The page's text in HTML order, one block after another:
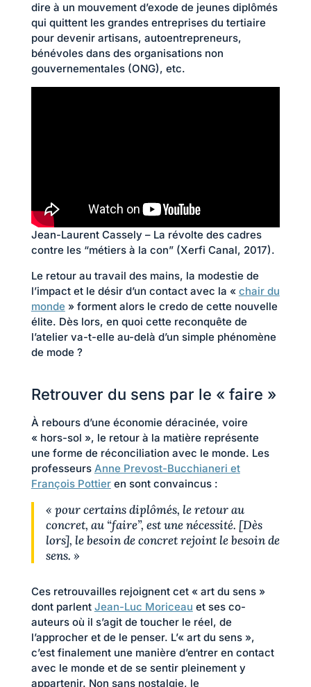
dire à un mouvement d’exode de jeunes diplômés
qui quittent les grandes entreprises du tertiaire
pour devenir artisans, autoentrepreneurs,
bénévoles dans des organisations non
gouvernementales (ONG), etc.
Jean-Laurent Cassely – La révolte des cadres
contre les “métiers à la con” (Xerfi Canal, 2017).
Le retour au travail des mains, la modestie de
l’impact et le désir d’un contact avec la « chair du
monde » forment alors le credo de cette nouvelle
élite. Dès lors, en quoi cette reconquête de
l’atelier va-t-elle au-delà d’un simple phénomène
de mode ?
Retrouver du sens par le « faire »
À rebours d’une économie déracinée, voire
« hors-sol », le retour à la matière représente
une forme de réconciliation avec le monde. Les
professeurs Anne Prevost-Bucchianeri et
François Pottieren sont convaincus :
« pour certains diplômés, le retour au
concret, au “faire”, est une nécessité. [Dès
lors], le besoin de concret rejoint le besoin de
sens. »
Ces retrouvailles rejoignent cet « art du sens »
dont parlent Jean-Luc Moriceau et ses co-
auteurs où il s’agit de toucher le réel, de
l’approcher et de le penser. L’« art du sens »,
c’est finalement une manière d’entrer en contact
avec le monde et de se sentir pleinement y
appartenir. Non sans nostalgie, le